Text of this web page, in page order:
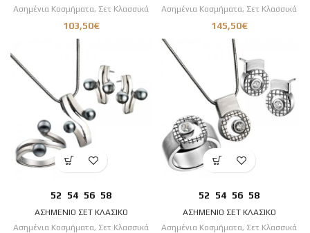
Ασημένια Κοσμήματα, Σετ Κλασσικά
103,50€
Ασημένια Κοσμήματα, Σετ Κλασσικά
145,50€
52 54 56 58
ΑΣΗΜΕΝΙΟ ΣΕΤ ΚΛΑΣΙΚΟ
Ασημένια Κοσμήματα, Σετ Κλασσικά
52 54 56 58
ΑΣΗΜΕΝΙΟ ΣΕΤ ΚΛΑΣΙΚΟ
Ασημένια Κοσμήματα, Σετ Κλασσικά